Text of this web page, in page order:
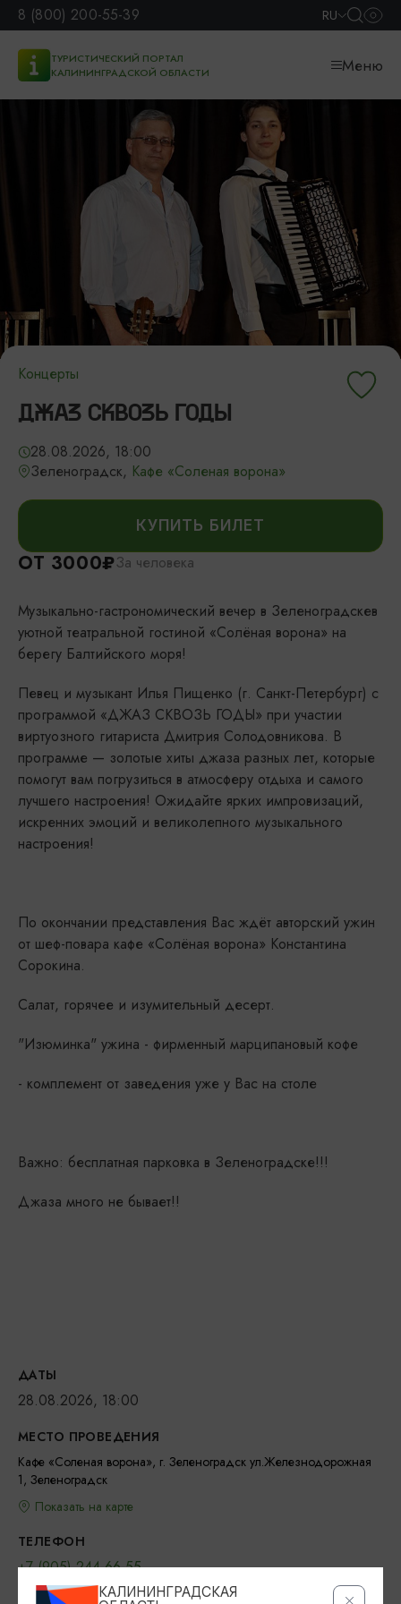
8 (800) 200-55-39 RU
ТУРИСТИЧЕСКИЙ ПОРТАЛ
КАЛИНИНГРАДСКОЙ ОБЛАСТИ
Меню
Концерты
ДЖАЗ СКВОЗЬ ГОДЫ
28.08.2026, 18:00
Зеленоградск, Кафе «Соленая ворона»
КУПИТЬ БИЛЕТ
ОТ 3000₽За человека
Музыкально-гастрономический вечер в Зеленоградскев
уютной театральной гостиной «Солёная ворона» на
берегу Балтийского моря!
Певец и музыкант Илья Пищенко (г. Санкт-Петербург) с
программой «ДЖАЗ СКВОЗЬ ГОДЫ» при участии
виртуозного гитариста Дмитрия Солодовникова. В
программе — золотые хиты джаза разных лет, которые
помогут вам погрузиться в атмосферу отдыха и самого
лучшего настроения! Ожидайте ярких импровизаций,
искренних эмоций и великолепного музыкального
настроения!
По окончании представления Вас ждёт авторский ужин
от шеф-повара кафе «Солёная ворона» Константина
Сорокина.
Салат, горячее и изумительный десерт.
"Изюминка" ужина - фирменный марципановый кофе
- комплемент от заведения уже у Вас на столе
Важно: бесплатная парковка в Зеленоградске!!!
Джаза много не бывает!!
ДАТЫ
28.08.2026, 18:00
МЕСТО ПРОВЕДЕНИЯ
Кафе «Соленая ворона», г. Зеленоградск ул.Железнодорожная
1, Зеленоградск
Показать на карте
ТЕЛЕФОН
+7 (905) 244-66-55
КАЛИНИНГРАДСКАЯ